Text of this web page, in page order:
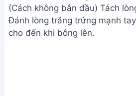
(Cách không bắn dầu) Tách
Đánh lòng trắng trứng mạnh
cho đến khi bông lên.